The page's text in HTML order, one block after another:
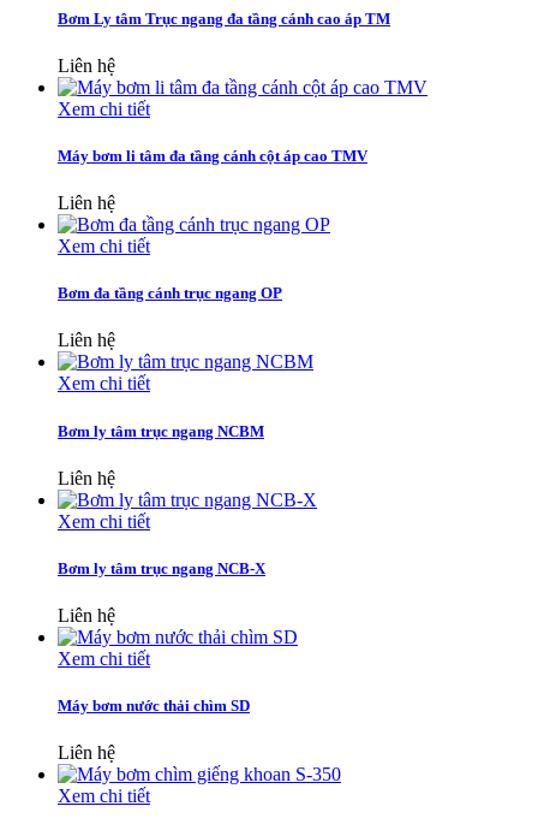
Bơm Ly tâm Trục ngang đa tầng cánh cao áp TM
Liên hệ
Xem chi tiết
Máy bơm li tâm đa tầng cánh cột áp cao TMV
Liên hệ
Xem chi tiết
Bơm đa tầng cánh trục ngang OP
Liên hệ
Xem chi tiết
Bơm ly tâm trục ngang NCBM
Liên hệ
Xem chi tiết
Bơm ly tâm trục ngang NCB-X
Liên hệ
Xem chi tiết
Máy bơm nước thải chìm SD
Liên hệ
Xem chi tiết